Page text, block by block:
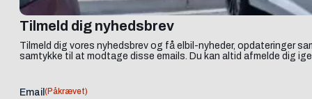
Tilmeld dig nyhedsbrev
Tilmeld dig vores nyhedsbrev og få elbil-nyheder, opdateringer
samtykke til at modtage disse emails. Du kan altid afmelde dig
Email (Påkrævet)